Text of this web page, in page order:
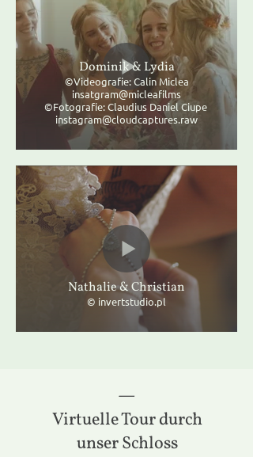
Dominik & Lydia
©Videografie: Calin Miclea
insatgram@micleafilms
©Fotografie: Claudius Daniel Ciupe
instagram@cloudcaptures.raw
Nathalie & Christian
© invertstudio.pl
—
Virtuelle Tour durch
unser Schloss